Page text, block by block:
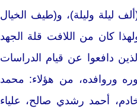
ليلة وليلة)، و(طيف الخيال
كان من اللافت قلة الجهد
دافعوا عن قيام الدراسات
وروافده، من هؤلاء: محمد
أحمد رشدي صالح، علياء